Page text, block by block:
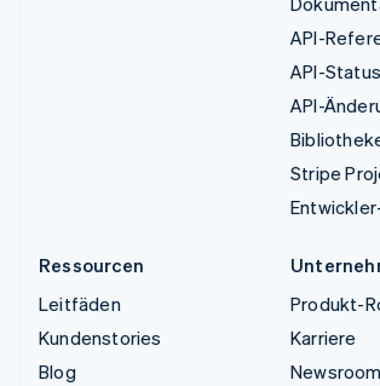
API-
API-Status
API-
Stripe
Ressourcen
Leitfäden
Kundenstories
Blog
Produkt-
Karriere
Newsroom